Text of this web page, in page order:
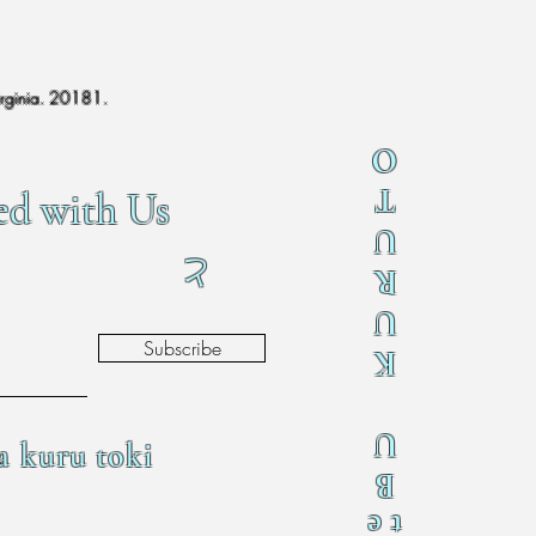
20181.
with Us
と
Subscribe
kuru toki
te
B
U
K
U
R
U
T
O